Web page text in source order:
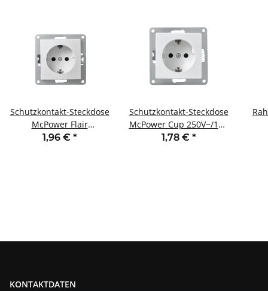
Schutzkontakt-Steckdose
McPower Flair
250V~/16A UP
1,96 € *
Schutzkontakt-Steckdose
McPower Cup 250V~/16A
UP Einsteckschutz weiß
1,78 € *
KONTAKTDATEN